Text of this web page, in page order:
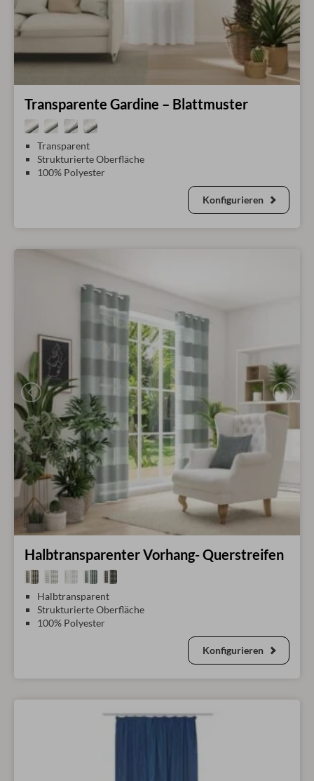
Transparente Gardine – Blattmuster
Transparent
Strukturierte Oberfläche
100% Polyester
Halbtransparenter Vorhang- Querstreifen
Halbtransparent
Strukturierte Oberfläche
100% Polyester